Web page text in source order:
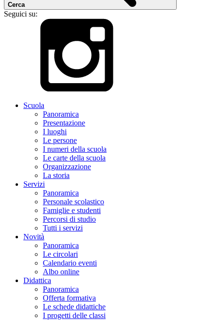
Cerca
Seguici su:
Scuola
Panoramica
Presentazione
I luoghi
Le persone
I numeri della scuola
Le carte della scuola
Organizzazione
La storia
Servizi
Panoramica
Personale scolastico
Famiglie e studenti
Percorsi di studio
Tutti i servizi
Novità
Panoramica
Le circolari
Calendario eventi
Albo online
Didattica
Panoramica
Offerta formativa
Le schede didattiche
I progetti delle classi